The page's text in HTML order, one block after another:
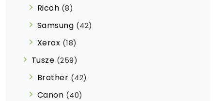
Ricoh (8)
Samsung (42)
Xerox (18)
Tusze (259)
Brother (42)
Canon (40)